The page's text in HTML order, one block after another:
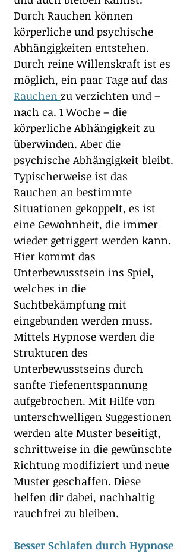
Durch Rauchen können
körperliche und psychische
Abhängigkeiten entstehen.
Durch reine Willenskraft ist es
möglich, ein paar Tage auf das
Rauchen zu verzichten und –
nach ca. 1 Woche – die
körperliche Abhängigkeit zu
überwinden. Aber die
psychische Abhängigkeit bleibt.
Typischerweise ist das
Rauchen an bestimmte
Situationen gekoppelt, es ist
eine Gewohnheit, die immer
wieder getriggert werden kann.
Hier kommt das
Unterbewusstsein ins Spiel,
welches in die
Suchtbekämpfung mit
eingebunden werden muss.
Mittels Hypnose werden die
Strukturen des
Unterbewusstseins durch
sanfte Tiefenentspannung
aufgebrochen. Mit Hilfe von
unterschwelligen Suggestionen
werden alte Muster beseitigt,
schrittweise in die gewünschte
Richtung modifiziert und neue
Muster geschaffen. Diese
helfen dir dabei, nachhaltig
rauchfrei zu bleiben.
Besser Schlafen durch Hypnose